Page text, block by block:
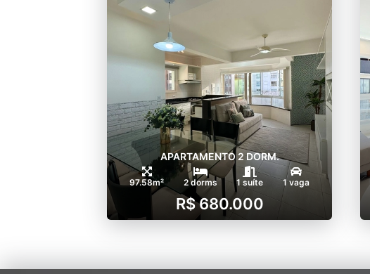
APARTAMENTO 2 DORM.
97.58m² 2 dorms 1 suíte 1 vaga
R$ 680.000